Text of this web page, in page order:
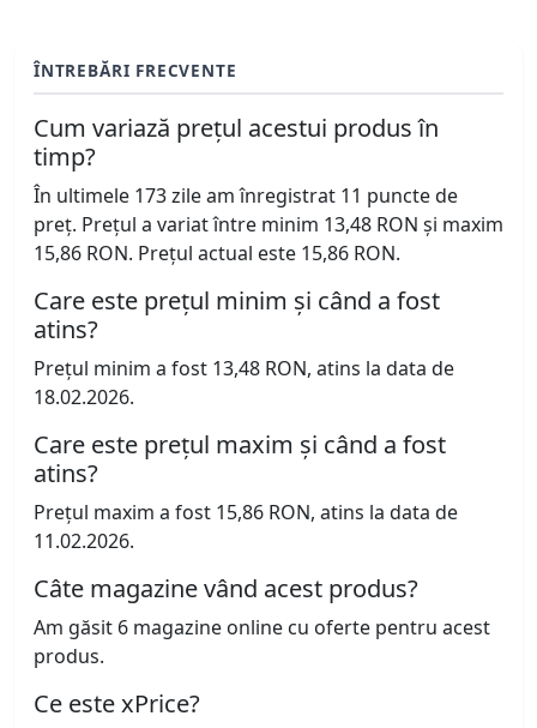
ÎNTREBĂRI FRECVENTE
Cum variază prețul acestui produs în
timp?
În ultimele 173 zile am înregistrat 11 puncte de
preț. Prețul a variat între minim 13,48 RON și maxim
15,86 RON. Prețul actual este 15,86 RON.
Care este prețul minim și când a fost
atins?
Prețul minim a fost 13,48 RON, atins la data de
18.02.2026.
Care este prețul maxim și când a fost
atins?
Prețul maxim a fost 15,86 RON, atins la data de
11.02.2026.
Câte magazine vând acest produs?
Am găsit 6 magazine online cu oferte pentru acest
produs.
Ce este xPrice?